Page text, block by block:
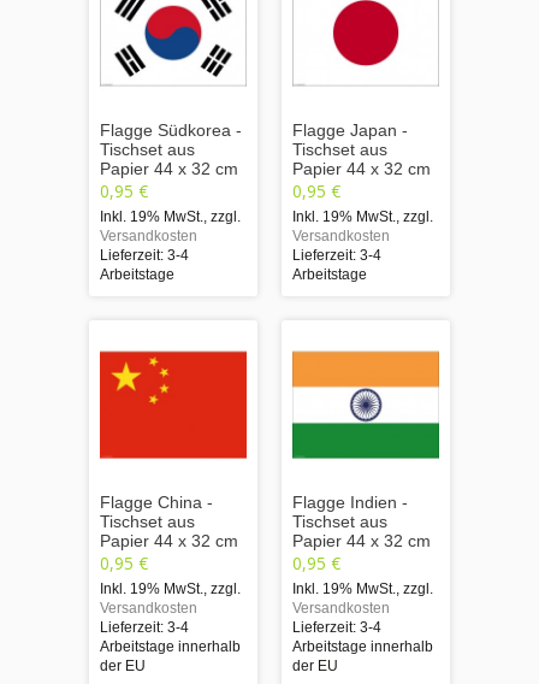
Flagge Südkorea -
Tischset aus
Papier 44 x 32 cm
0,95 €
Inkl. 19% MwSt. zzgl.
Versandkosten
Lieferzeit: 3-4
Arbeitstage
Flagge Japan -
Tischset aus
Papier 44 x 32 cm
0,95 €
Inkl. 19% MwSt. zzgl.
Versandkosten
Lieferzeit: 3-4
Arbeitstage
Flagge China -
Tischset aus
Papier 44 x 32 cm
0,95 €
Inkl. 19% MwSt. zzgl.
Versandkosten
Lieferzeit: 3-4
Arbeitstage innerhalb
der EU
Flagge Indien -
Tischset aus
Papier 44 x 32 cm
0,95 €
Inkl. 19% MwSt. zzgl.
Versandkosten
Lieferzeit: 3-4
Arbeitstage innerhalb
der EU